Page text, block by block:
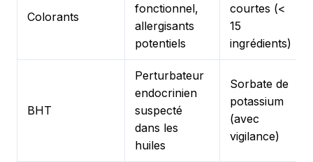
Colorants
fonctionnel,
allergisants
potentiels
courtes (<
15
ingrédients)
BHT
Perturbateur
endocrinien
suspecté
dans les
huiles
Sorbate de
potassium
(avec
vigilance)